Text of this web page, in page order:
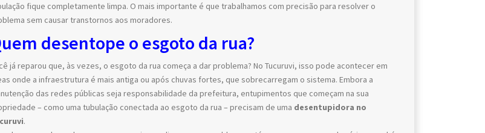
fique completamente limpa. O mais importante é que trabalhamos com precisão para resolver o
sem causar transtornos aos moradores.
desentope o esgoto da rua?
já reparou que, às vezes, o esgoto da rua começa a dar problema? No Tucuruvi, isso pode acontecer em
onde a infraestrutura é mais antiga ou após chuvas fortes, que sobrecarregam o sistema. Embora a
das redes públicas seja responsabilidade da prefeitura, entupimentos que começam na sua
– como uma tubulação conectada ao esgoto da rua – precisam de uma desentupidora no
.